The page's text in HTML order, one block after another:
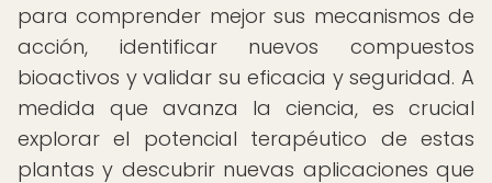
para comprender mejor sus mecanismos de
acción, identificar nuevos compuestos
bioactivos y validar su eficacia y seguridad. A
medida que avanza la ciencia, es crucial
explorar el potencial terapéutico de estas
plantas y descubrir nuevas aplicaciones que